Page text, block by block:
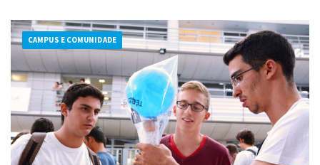
CAMPUS E COMUNIDADE